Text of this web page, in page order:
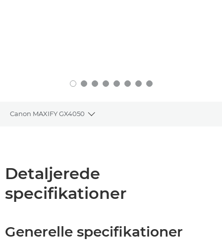
Canon MAXIFY GX4050
Toggle breadcrumbs
Detaljerede
specifikationer
Generelle specifikationer